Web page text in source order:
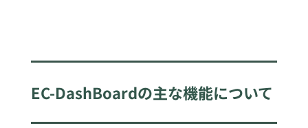
EC-DashBoardの主な機能について